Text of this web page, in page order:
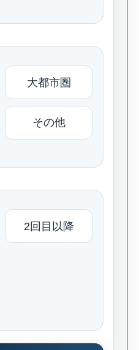
大都市圏
その他
2回目以降